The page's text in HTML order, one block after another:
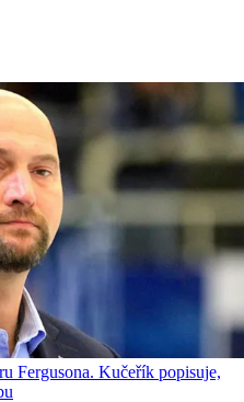
Fergusona. Kučeřík popisuje,